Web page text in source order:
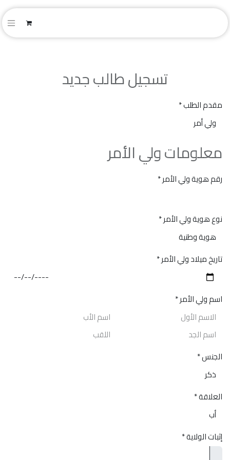
تسجيل طالب جديد
مقدم الطلب*
معلومات ولي الأمر
رقم هوية ولي الأمر*
نوع هوية ولي الأمر*
تاريخ ميلاد ولي الأمر*
اسم ولي الأمر*
الجنس*
العلاقة*
إثبات الولاية*